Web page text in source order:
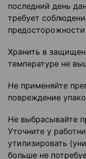
последний день
требует
Хранить в
температуре не
Не применяйте
повреждение
Не выбрасывайте
Уточните у
утилизировать
больше не